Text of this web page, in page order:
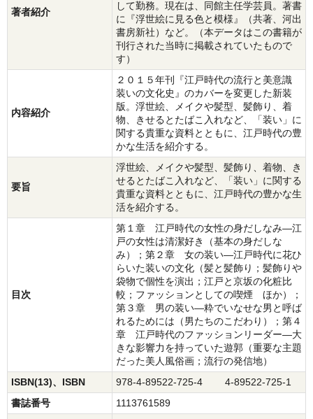
著者紹介
して勤務。現在は、同館主任学芸員。著書
に『浮世絵に見る色と模様』（共著、河出
書房新社）など。（本データはこの書籍が
刊行された当時に掲載されていたもので
す）
内容紹介
２０１５年刊『江戸時代の流行と美意識
装いの文化史』のカバーを変更した新装
版。浮世絵、メイクや髪型、髪飾り、着
物、きせるとたばこ入れなど、「装い」に
関する貴重な資料とともに、江戸時代の豊
かな生活を紹介する。
要旨
浮世絵、メイクや髪型、髪飾り、着物、き
せるとたばこ入れなど、「装い」に関する
貴重な資料とともに、江戸時代の豊かな生
活を紹介する。
目次
第１章 江戸時代の女性の身だしなみ―江
戸の女性は清潔好き（基本の身だしな
み）；第２章 女の装い―江戸時代に花ひ
らいた装いの文化（髪と髪飾り；髪飾りや
袋物で個性を演出；江戸と京坂の化粧比
較；ファッションとしての喫煙 ほか）；
第３章 男の装い―粋でいなせな男と呼ば
れるためには（男たちのこだわり）；第４
章 江戸時代のファッションリーダー―大
きな影響力を持っていた遊郭（重要な主題
だった美人風俗画；流行の発信地）
ISBN(13)、ISBN
978-4-89522-725-4 4-89522-725-1
書誌番号
1113761589